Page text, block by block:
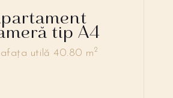
tip A4
utilă 40.80 m2